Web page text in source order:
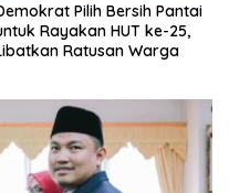
Pilih Bersih Pantai
Rayakan HUT ke-25,
Ratusan Warga